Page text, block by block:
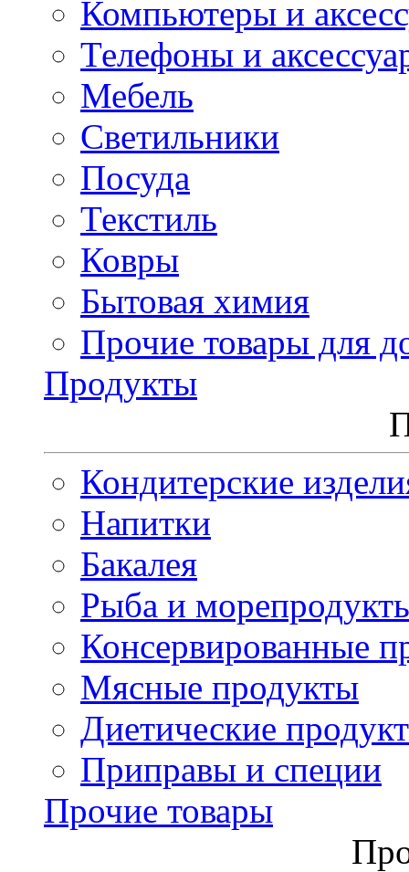
Компьютеры и
Телефоны и
Мебель
Светильники
Посуда
Текстиль
Ковры
Бытовая химия
Прочие товары для
Продукты
Кондитерские
Напитки
Бакалея
Рыба и
Консервированные
Мясные продукты
Диетические
Приправы и специи
Прочие товары